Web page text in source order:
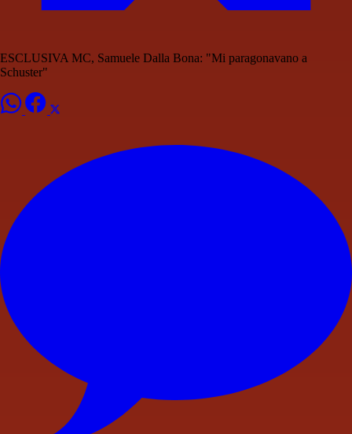
ESCLUSIVA MC, Samuele Dalla Bona: "Mi paragonavano a
Schuster"